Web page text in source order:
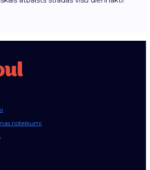
noteikumi